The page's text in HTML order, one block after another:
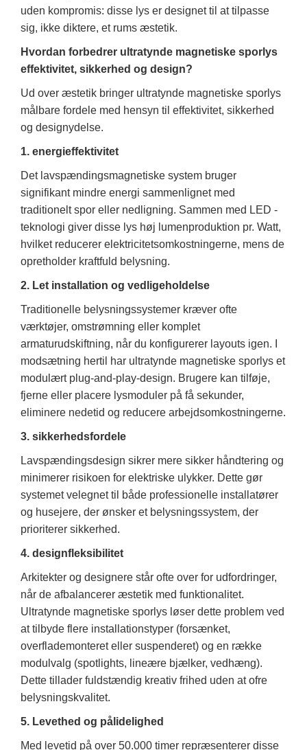
uden kompromis: disse lys er designet til at tilpasse
sig, ikke diktere, et rums æstetik.
Hvordan forbedrer ultratynde magnetiske sporlys
effektivitet, sikkerhed og design?
Ud over æstetik bringer ultratynde magnetiske sporlys
målbare fordele med hensyn til effektivitet, sikkerhed
og designydelse.
1. energieffektivitet
Det lavspændingsmagnetiske system bruger
signifikant mindre energi sammenlignet med
traditionelt spor eller nedligning. Sammen med LED -
teknologi giver disse lys høj lumenproduktion pr. Watt,
hvilket reducerer elektricitetsomkostningerne, mens de
opretholder kraftfuld belysning.
2. Let installation og vedligeholdelse
Traditionelle belysningssystemer kræver ofte
værktøjer, omstrømning eller komplet
armaturudskiftning, når du konfigurerer layouts igen. I
modsætning hertil har ultratynde magnetiske sporlys et
modulært plug-and-play-design. Brugere kan tilføje,
fjerne eller placere lysmoduler på få sekunder,
eliminere nedetid og reducere arbejdsomkostningerne.
3. sikkerhedsfordele
Lavspændingsdesign sikrer mere sikker håndtering og
minimerer risikoen for elektriske ulykker. Dette gør
systemet velegnet til både professionelle installatører
og husejere, der ønsker et belysningssystem, der
prioriterer sikkerhed.
4. designfleksibilitet
Arkitekter og designere står ofte over for udfordringer,
når de afbalancerer æstetik med funktionalitet.
Ultratynde magnetiske sporlys løser dette problem ved
at tilbyde flere installationstyper (forsænket,
overflademonteret eller suspenderet) og en række
modulvalg (spotlights, lineære bjælker, vedhæng).
Dette tillader fuldstændig kreativ frihed uden at ofre
belysningskvalitet.
5. Levethed og pålidelighed
Med levetid på over 50.000 timer repræsenterer disse